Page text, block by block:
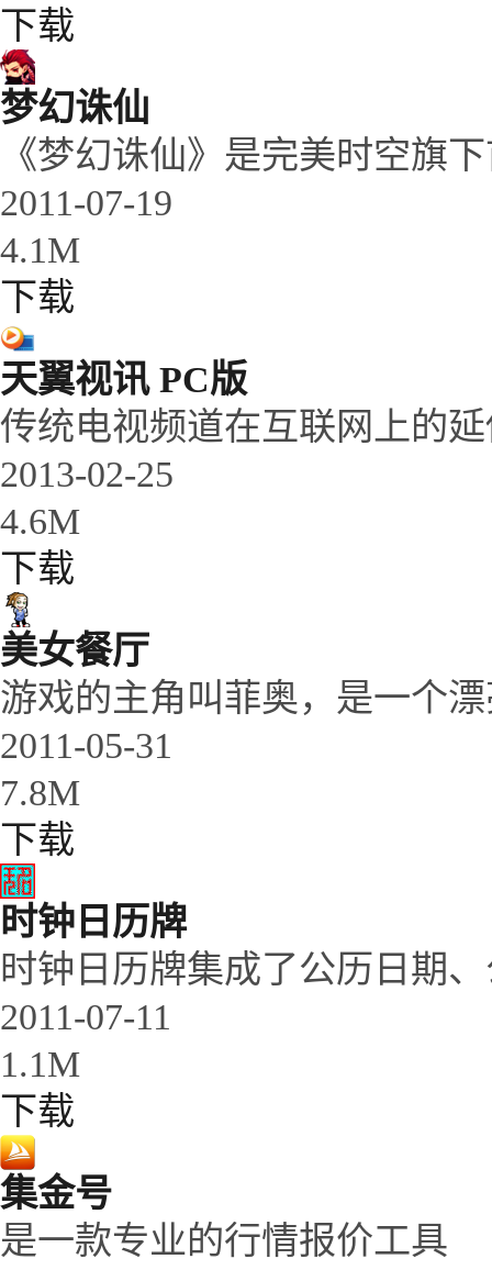
下载
梦幻诛仙
《梦幻诛仙》是完美时空旗
2011-07-19
4.1M
下载
天翼视讯 PC版
传统电视频道在互联网上的
2013-02-25
4.6M
下载
美女餐厅
游戏的主角叫菲奥，是一个
2011-05-31
7.8M
下载
时钟日历牌
时钟日历牌集成了公历日期
2011-07-11
1.1M
下载
集金号
是一款专业的行情报价工具